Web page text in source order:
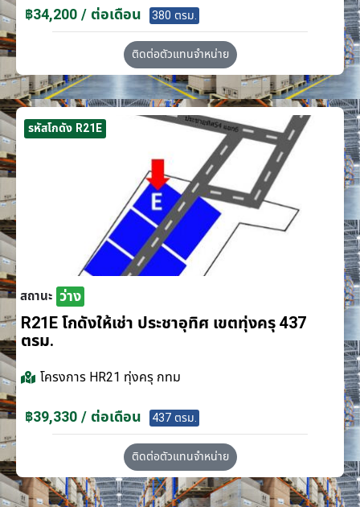
฿34,200 / ต่อเดือน 380 ตรม.
ติดต่อตัวแทนจำหน่าย
รหัสโกดัง R21E
สถานะ ว่าง
R21E โกดังให้เช่า ประชาอุทิศ เขตทุ่งครุ 437
ตรม.
โครงการ HR21 ทุ่งครุ กทม
฿39,330 / ต่อเดือน 437 ตรม.
ติดต่อตัวแทนจำหน่าย